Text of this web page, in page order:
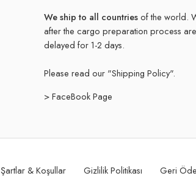
We ship to all countriesof the world.
after the cargo preparation process
delayed for 1-2 days.
Please read our "Shipping Policy".
> FaceBook Page
Şartlar & Koşullar Gizlilik Politikası Geri